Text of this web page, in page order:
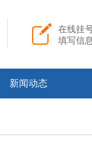
在线挂
填写信
新闻动态